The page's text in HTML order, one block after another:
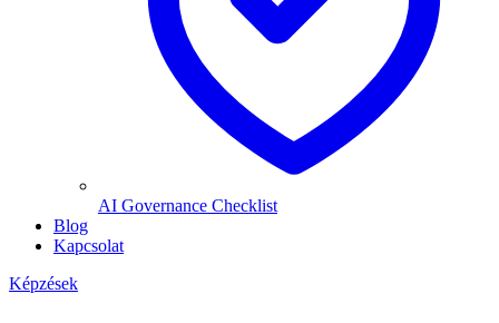
AI Governance Checklist
Blog
Kapcsolat
Képzések